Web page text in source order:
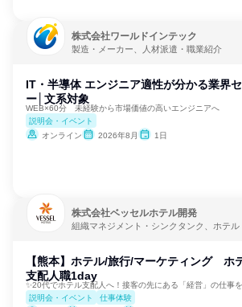
株式会社ワールドインテック
製造・メーカー、人材派遣・職業紹介
IT・半導体 エンジニア適性が分かる業界
ー│文系対象
WEB×60分 未経験から市場価値の高いエンジニアへ
説明会・イベント
オンライン
2026年8月 1日
株式会社ベッセルホテル開発
組織マネジメント・シンクタンク、ホテル
【熊本】ホテル/旅行/マーケティング ホ
支配人職1day
✨20代でホテル支配人へ！接客の先にある「経営」の仕事
説明会・イベント
仕事体験